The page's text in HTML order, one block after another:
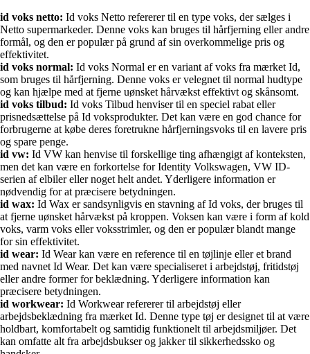
id voks netto: Id voks Netto refererer til en type voks, der sælges i
Netto supermarkeder. Denne voks kan bruges til hårfjerning eller andre
formål, og den er populær på grund af sin overkommelige pris og
effektivitet.
id voks normal: Id voks Normal er en variant af voks fra mærket Id,
som bruges til hårfjerning. Denne voks er velegnet til normal hudtype
og kan hjælpe med at fjerne uønsket hårvækst effektivt og skånsomt.
id voks tilbud: Id voks Tilbud henviser til en speciel rabat eller
prisnedsættelse på Id voksprodukter. Det kan være en god chance for
forbrugerne at købe deres foretrukne hårfjerningsvoks til en lavere pris
og spare penge.
id vw: Id VW kan henvise til forskellige ting afhængigt af konteksten,
men det kan være en forkortelse for Identity Volkswagen, VW ID-
serien af elbiler eller noget helt andet. Yderligere information er
nødvendig for at præcisere betydningen.
id wax: Id Wax er sandsynligvis en stavning af Id voks, der bruges til
at fjerne uønsket hårvækst på kroppen. Voksen kan være i form af kold
voks, varm voks eller voksstrimler, og den er populær blandt mange
for sin effektivitet.
id wear: Id Wear kan være en reference til en tøjlinje eller et brand
med navnet Id Wear. Det kan være specialiseret i arbejdstøj, fritidstøj
eller andre former for beklædning. Yderligere information kan
præcisere betydningen.
id workwear: Id Workwear refererer til arbejdstøj eller
arbejdsbeklædning fra mærket Id. Denne type tøj er designet til at være
holdbart, komfortabelt og samtidig funktionelt til arbejdsmiljøer. Det
kan omfatte alt fra arbejdsbukser og jakker til sikkerhedssko og